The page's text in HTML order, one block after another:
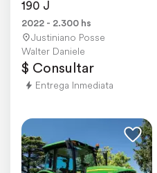
190 J
2022 - 2.300 hs
Justiniano Posse
Walter Daniele
$ Consultar
Entrega Inmediata